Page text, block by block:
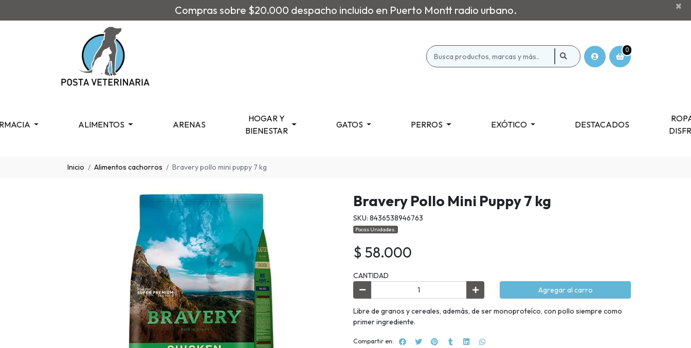
Compras sobre $20.000 despacho incluido en Puerto Montt radio urbano. ×
0
ALIMENTOS ARENAS
HOGAR Y
BIENESTAR
GATOS PERROS EXÓTICO DESTACADOS
Inicio Alimentos cachorros Bravery pollo mini puppy 7 kg
Bravery Pollo Mini Puppy 7 kg
SKU: 8436538946763
Pocas Unidades.
$ 58.000
CANTIDAD
Agregar al carro
Libre de granos y cereales, además, de ser monoproteíco, con pollo siempre como
primer ingrediente.
Compartir en: